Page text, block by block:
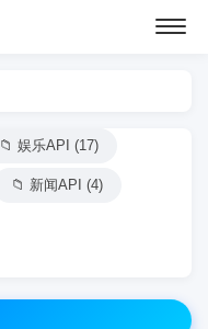
📁 娱乐API (17)
📁 新闻API (4)